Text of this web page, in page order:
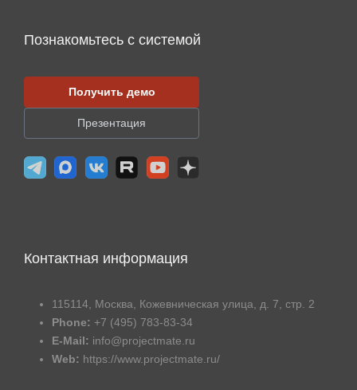
Познакомьтесь с системой
Получить демо
Презентация
Контактная информация
115114, Москва, Кожевническая улица, д. 7, стр. 2
Phone: +7 (495) 783-83-34
E-Mail: info@projectmate.ru
Web: https://www.projectmate.ru/